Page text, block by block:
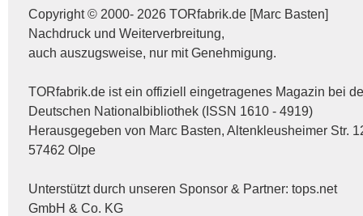
Copyright © 2000- 2026 TORfabrik.de [Marc Basten]
Nachdruck und Weiterverbreitung,
auch auszugsweise, nur mit Genehmigung.
TORfabrik.de ist ein offiziell eingetragenes Magazin bei
Deutschen Nationalbibliothek (ISSN 1610 - 4919)
Herausgegeben von Marc Basten, Altenkleusheimer Str.
57462 Olpe
Unterstützt durch unseren Sponsor & Partner: tops.net
GmbH & Co. KG